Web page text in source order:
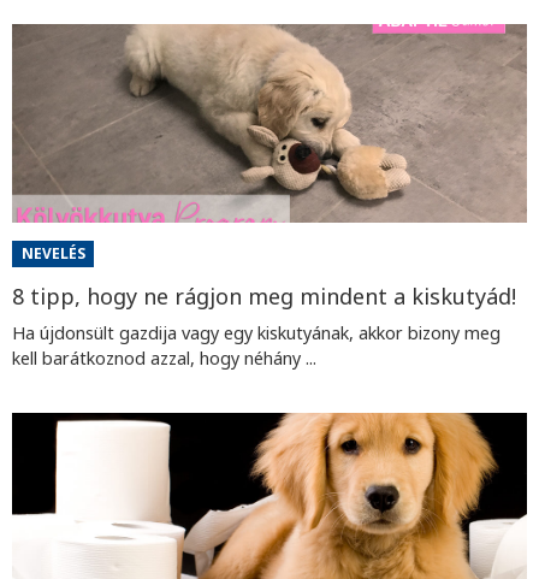
NEVELÉS
8 tipp, hogy ne rágjon meg mindent a kiskutyád!
Ha újdonsült gazdija vagy egy kiskutyának, akkor bizony meg
kell barátkoznod azzal, hogy néhány ...